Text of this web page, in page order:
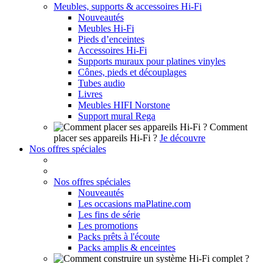
Meubles, supports & accessoires Hi-Fi
Nouveautés
Meubles Hi-Fi
Pieds d’enceintes
Accessoires Hi-Fi
Supports muraux pour platines vinyles
Cônes, pieds et découplages
Tubes audio
Livres
Meubles HIFI Norstone
Support mural Rega
Comment
placer ses appareils Hi-Fi ? Je découvre
Nos offres spéciales
Nos offres spéciales
Nouveautés
Les occasions maPlatine.com
Les fins de série
Les promotions
Packs prêts à l'écoute
Packs amplis & enceintes